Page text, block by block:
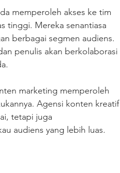
memperoleh akses ke tim
tinggi. Mereka senantiasa
berbagai segmen audiens.
penulis akan berkolaborasi
marketing memperoleh
Agensi konten kreatif
tetapi juga
audiens yang lebih luas.